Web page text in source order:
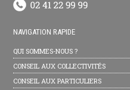
NAVIGATION RAPIDE
QUI SOMMES-NOUS ?
CONSEIL AUX COLLECTIVITÉS
CONSEIL AUX PARTICULIERS